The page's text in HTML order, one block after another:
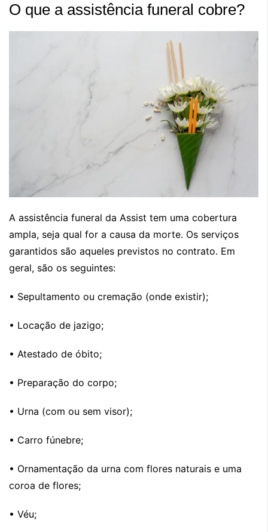
O que a assistência funeral cobre?
A assistência funeral da Assist tem uma cobertura
ampla, seja qual for a causa da morte. Os serviços
garantidos são aqueles previstos no contrato. Em
geral, são os seguintes:
• Sepultamento ou cremação (onde existir);
• Locação de jazigo;
• Atestado de óbito;
• Preparação do corpo;
• Urna (com ou sem visor);
• Carro fúnebre;
• Ornamentação da urna com flores naturais e uma
coroa de flores;
• Véu;